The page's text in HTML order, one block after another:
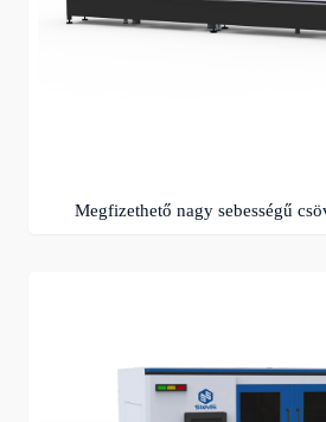
Megfizethető nagy sebességű